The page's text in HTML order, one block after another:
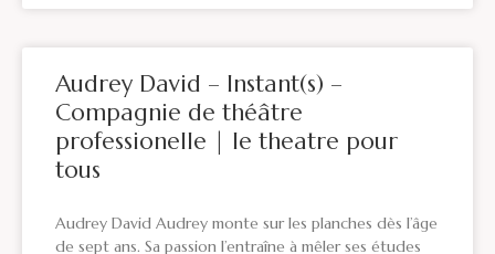
Audrey David – Instant(s) –
Compagnie de théâtre
professionelle | le theatre pour
tous
Audrey David Audrey monte sur les planches dès l’âge
de sept ans. Sa passion l’entraîne à mêler ses études